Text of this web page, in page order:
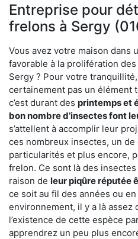
Entreprise pour
frelons à Sergy
Vous avez votre maison dans
favorable à la prolifération
Sergy ? Pour votre
certainement pas un élément
c’est durant des printemps et
bon nombre d’insectes font
s’attellent à accomplir leur
ces nombreux insectes, un
particularités et plus encore,
frelon. Ce sont là des
raison de leur piqûre réputée
ce soit au fil des années ou
environnement, il y a là
l’existence de cette espèce
apprendrez un peu plus